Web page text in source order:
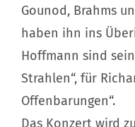
Gounod, Brahms
haben ihn ins
Hoffmann sind
Strahlen“, für
Offenbarungen“.
Das Konzert wird